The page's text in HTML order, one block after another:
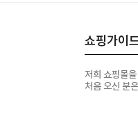
쇼핑가이
저희 쇼핑몰
처음 오신 분